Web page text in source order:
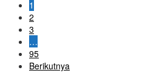
1
2
3
…
95
Berikutnya